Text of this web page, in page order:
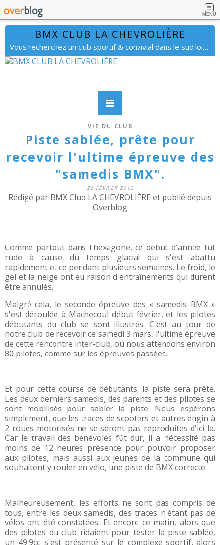
MENU
BMX CLUB LA CHEVROLIÈRE
Vous recherchez un club sportif & convivial dans le sud loire. lachevrolierebmx@gmail.com
VIE DU CLUB
Piste sablée, prête pour
recevoir l'ultime épreuve des
"samedis BMX".
26 FÉVRIER 2012
Rédigé par BMX Club LA CHEVROLIÈRE et publié depuis
Overblog
Comme partout dans l'hexagone, ce début d'année fut
rude à cause du temps glacial qui s'est abattu
rapidement et ce pendant plusieurs semaines. Le froid, le
gel et la neige ont eu raison d'entraînements qui durent
être annulés.
Malgré cela, le seconde épreuve des « samedis BMX »
s'est déroulée à Machecoul début février, et les pilotes
débutants du club se sont illustrés. C'est au tour de
notre club de recevoir ce samedi 3 mars, l'ultime épreuve
de cette rencontre inter-club, où nous attendons environ
80 pilotes, comme sur les épreuves passées.
Et pour cette course de débutants, la piste sera prête.
Les deux derniers samedis, des parents et des pilotes se
sont mobilisés pour sabler la piste. Nous espérons
simplement, que les traces de scooters et autres engin à
2 roues motorisés ne se seront pas reproduites d'ici la.
Car le travail des bénévoles fût dur, il a nécessité pas
moins de 12 heures présence pour pouvoir proposer
aux pilotes, mais aussi aux jeunes de la commune qui
souhaitent y rouler en vélo, une piste de BMX correcte.
Malheureusement, les efforts ne sont pas compris de
tous, entre les deux samedis, des traces n'étant pas de
vélos ont été constatées. Et encore ce matin, alors que
des pilotes du club ridaient pour tester la piste sablée,
un 49,9cc s'est présenté sur le complexe sportif, alors